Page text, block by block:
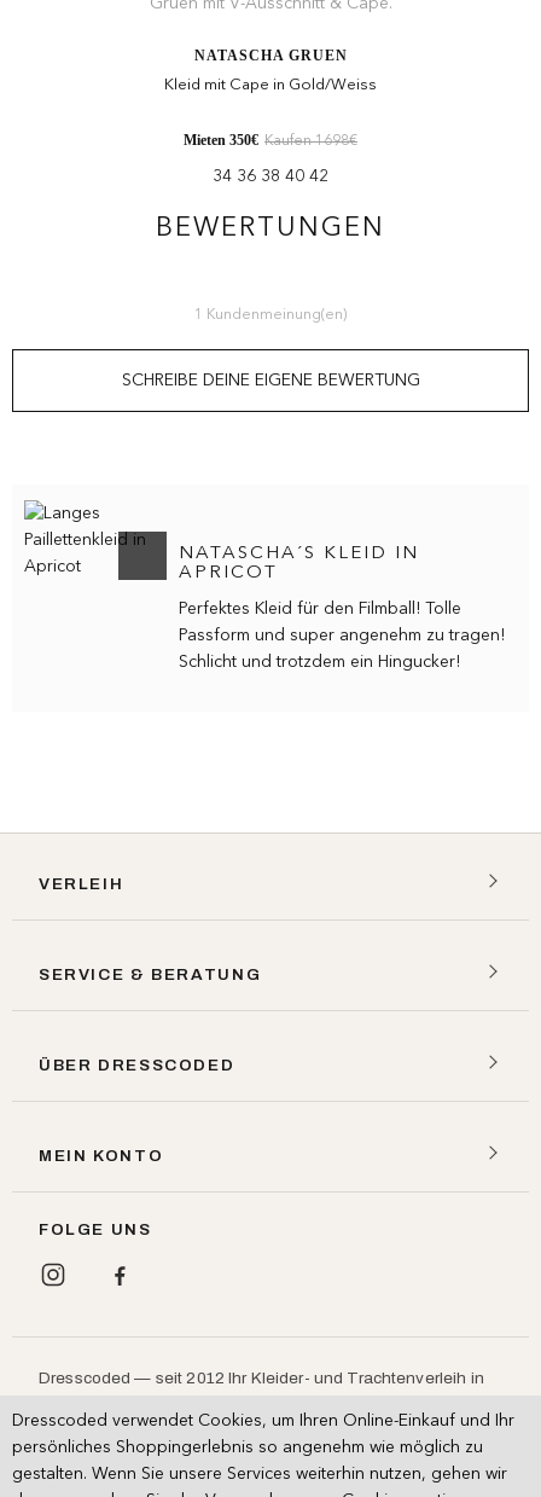
NATASCHA GRUEN
Kleid mit Cape in Gold/Weiss
Mieten 350€ Kaufen 1698€
34 36 38 40 42
BEWERTUNGEN
1 Kundenmeinung(en)
SCHREIBE DEINE EIGENE BEWERTUNG
NATASCHA´S KLEID IN
APRICOT
Perfektes Kleid für den Filmball! Tolle
Passform und super angenehm zu tragen!
Schlicht und trotzdem ein Hingucker!
VERLEIH
SERVICE & BERATUNG
ÜBER DRESSCODED
MEIN KONTO
FOLGE UNS
Dresscoded — seit 2012 Ihr Kleider- und Trachtenverleih in
Ball
Persönliche Beratung im Showroom.
Dresscoded verwendet Cookies, um Ihren Online-Einkauf und Ihr
persönliches Shoppingerlebnis so angenehm wie möglich zu
gestalten. Wenn Sie unsere Services weiterhin nutzen, gehen wir